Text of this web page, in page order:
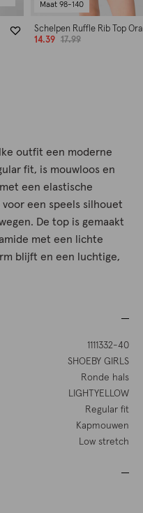
Maat 98-140
Schelpen Ruffle Rib Top
14.39
17.99
outfit een moderne
fit, is mouwloos en
een elastische
een speels silhouet
De top is gemaakt
met een lichte
blijft en een luchtige,
1111332-40
SHOEBY GIRLS
Ronde hals
LIGHTYELLOW
Regular fit
Kapmouwen
Low stretch